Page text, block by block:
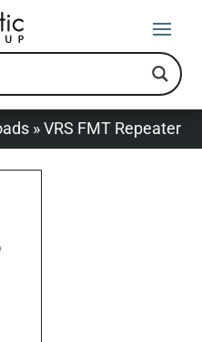
»VRS FMT Repeater